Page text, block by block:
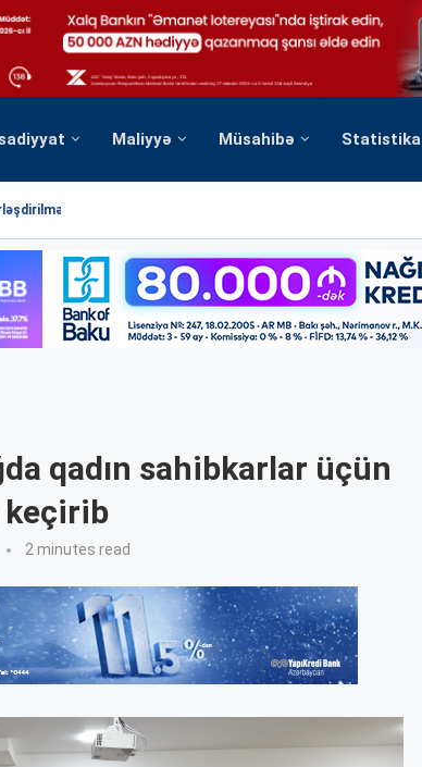
Maliyyə Müsahibə Statistika
üzrə hərrac yekunlaşmışdır
qadın sahibkarlar üçün
2 minutes read